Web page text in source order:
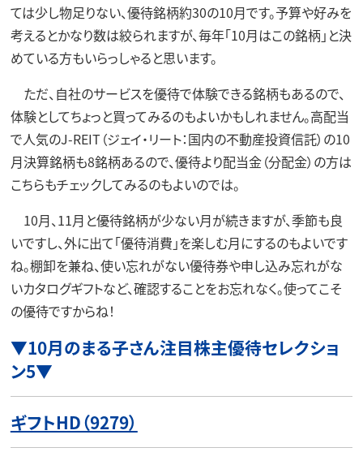
ては少し物足りない、優待銘柄約30の10月です。予算や好みを
考えるとかなり数は絞られますが、毎年「10月はこの銘柄」と決
めている方もいらっしゃると思います。
ただ、自社のサービスを優待で体験できる銘柄もあるので、
体験としてちょっと買ってみるのもよいかもしれません。高配当
で人気のJ-REIT（ジェイ・リート：国内の不動産投資信託）の10
月決算銘柄も8銘柄あるので、優待より配当金（分配金）の方は
こちらもチェックしてみるのもよいのでは。
10月、11月と優待銘柄が少ない月が続きますが、季節も良
いですし、外に出て「優待消費」を楽しむ月にするのもよいです
ね。棚卸を兼ね、使い忘れがない優待券や申し込み忘れがな
いカタログギフトなど、確認することをお忘れなく。使ってこそ
の優待ですからね！
▼10月のまる子さん注目株主優待セレクショ
ン5▼
ギフトHD（9279）